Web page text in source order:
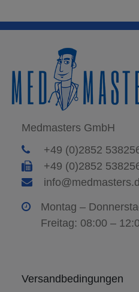
Medmasters GmbH
+49 (0)2852
+49 (0)2852
Montag –
Freitag: 08:00 –
Versandbedingungen